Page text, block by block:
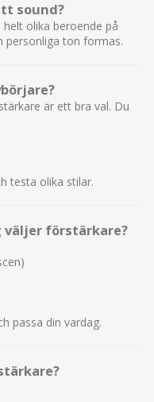
sound?
helt olika beroende på
personliga ton formas.
är ett bra val. Du
testa olika stilar.
väljer förstärkare?
passa din vardag.